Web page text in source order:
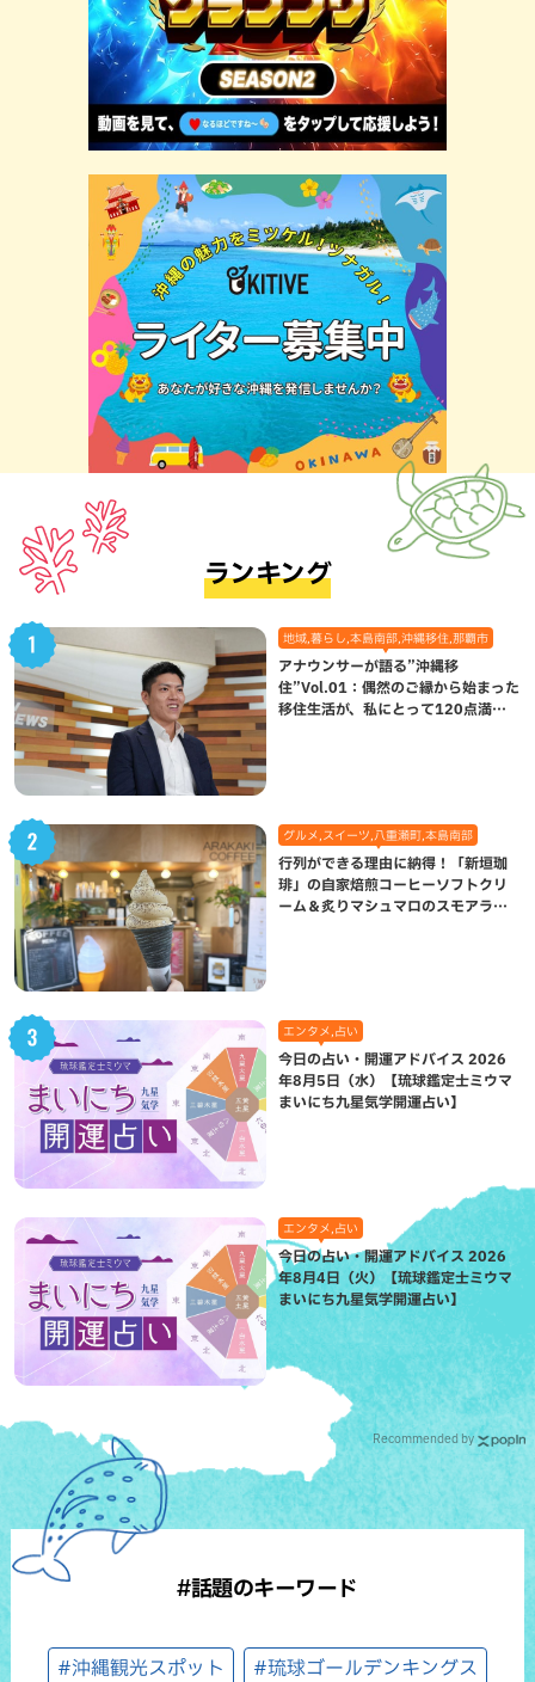
ランキング
地域,暮らし,本島南部,沖縄移住,那覇市
アナウンサーが語る”沖縄移
住”Vol.01：偶然のご縁から始まった
移住生活が、私にとって120点満点
グルメ,スイーツ,八重瀬町,本島南部
行列ができる理由に納得！「新垣珈
琲」の自家焙煎コーヒーソフトクリ
ーム＆炙りマシュマロのスモアラテ
エンタメ,占い
今日の占い・開運アドバイス 2026
年8月5日（水）【琉球鑑定士ミウマ
まいにち九星気学開運占い】
エンタメ,占い
今日の占い・開運アドバイス 2026
年8月4日（火）【琉球鑑定士ミウマ
まいにち九星気学開運占い】
Recommended by
#話題のキーワード
#沖縄観光スポット #琉球ゴールデンキングス